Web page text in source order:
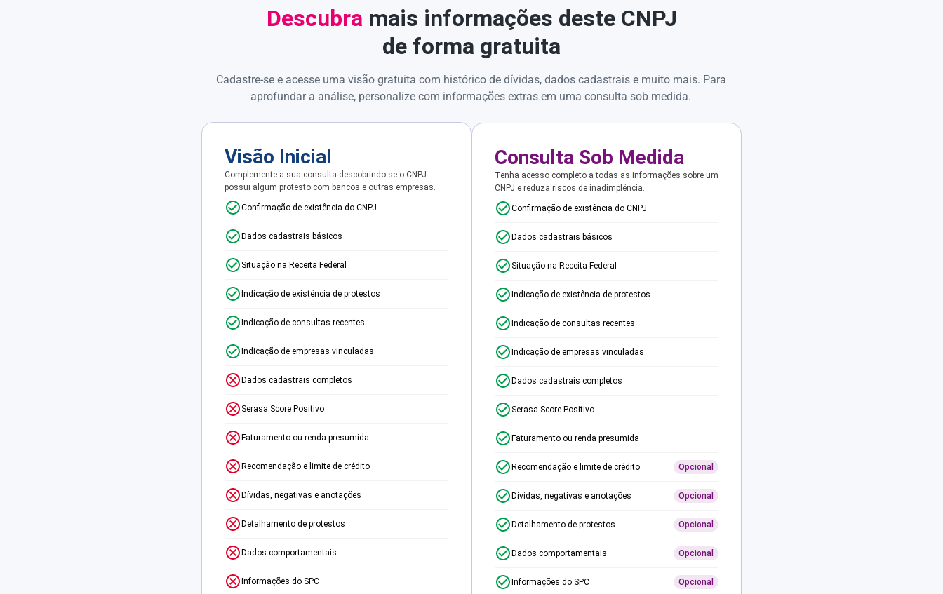
Descubra mais informações deste CNPJ
de forma gratuita
Cadastre-se e acesse uma visão gratuita com histórico de dívidas, dados cadastrais e muito mais. Para
aprofundar a análise, personalize com informações extras em uma consulta sob medida.
Visão Inicial
Complemente a sua consulta descobrindo se o CNPJ
possui algum protesto com bancos e outras empresas.
Confirmação de existência do CNPJ
Dados cadastrais básicos
Situação na Receita Federal
Indicação de existência de protestos
Indicação de consultas recentes
Indicação de empresas vinculadas
Dados cadastrais completos
Serasa Score Positivo
Faturamento ou renda presumida
Recomendação e limite de crédito
Dívidas, negativas e anotações
Detalhamento de protestos
Dados comportamentais
Informações do SPC
Consulta Sob Medida
Tenha acesso completo a todas as informações sobre um
CNPJ e reduza riscos de inadimplência.
Confirmação de existência do CNPJ
Dados cadastrais básicos
Situação na Receita Federal
Indicação de existência de protestos
Indicação de consultas recentes
Indicação de empresas vinculadas
Dados cadastrais completos
Serasa Score Positivo
Faturamento ou renda presumida
Recomendação e limite de crédito Opcional
Dívidas, negativas e anotações Opcional
Detalhamento de protestos Opcional
Dados comportamentais Opcional
Informações do SPC Opcional